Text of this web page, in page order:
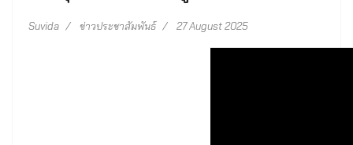
Suvida ข่าวประชาสัมพันธ์ 27 August 2025